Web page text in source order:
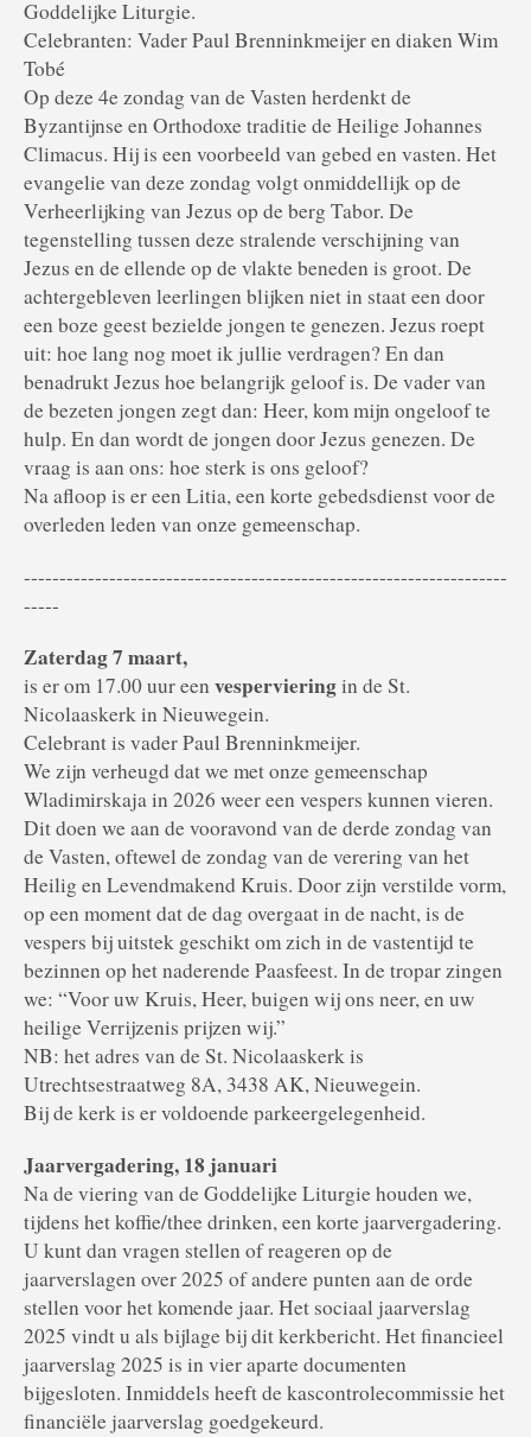
Goddelijke Liturgie.
Celebranten: Vader Paul Brenninkmeijer en diaken Wim
Tobé
Op deze 4e zondag van de Vasten herdenkt de
Byzantijnse en Orthodoxe traditie de Heilige Johannes
Climacus. Hij is een voorbeeld van gebed en vasten. Het
evangelie van deze zondag volgt onmiddellijk op de
Verheerlijking van Jezus op de berg Tabor. De
tegenstelling tussen deze stralende verschijning van
Jezus en de ellende op de vlakte beneden is groot. De
achtergebleven leerlingen blijken niet in staat een door
een boze geest bezielde jongen te genezen. Jezus roept
uit: hoe lang nog moet ik jullie verdragen? En dan
benadrukt Jezus hoe belangrijk geloof is. De vader van
de bezeten jongen zegt dan: Heer, kom mijn ongeloof te
hulp. En dan wordt de jongen door Jezus genezen. De
vraag is aan ons: hoe sterk is ons geloof?
Na afloop is er een Litia, een korte gebedsdienst voor de
overleden leden van onze gemeenschap.
--------------------------------------------------------------------
-----
Zaterdag 7 maart,
is er om 17.00 uur een vespervieringin de St.
Nicolaaskerk in Nieuwegein.
Celebrant is vader Paul Brenninkmeijer.
We zijn verheugd dat we met onze gemeenschap
Wladimirskaja in 2026 weer een vespers kunnen vieren.
Dit doen we aan de vooravond van de derde zondag van
de Vasten, oftewel de zondag van de verering van het
Heilig en Levendmakend Kruis. Door zijn verstilde vorm,
op een moment dat de dag overgaat in de nacht, is de
vespers bij uitstek geschikt om zich in de vastentijd te
bezinnen op het naderende Paasfeest. In de tropar zingen
we: “Voor uw Kruis, Heer, buigen wij ons neer, en uw
heilige Verrijzenis prijzen wij.”
NB: het adres van de St. Nicolaaskerk is
Utrechtsestraatweg 8A, 3438 AK, Nieuwegein.
Bij de kerk is er voldoende parkeergelegenheid.
Jaarvergadering, 18 januari
Na de viering van de Goddelijke Liturgie houden we,
tijdens het koffie/thee drinken, een korte jaarvergadering.
U kunt dan vragen stellen of reageren op de
jaarverslagen over 2025 of andere punten aan de orde
stellen voor het komende jaar. Het sociaal jaarverslag
2025 vindt u als bijlage bij dit kerkbericht. Het financieel
jaarverslag 2025 is in vier aparte documenten
bijgesloten. Inmiddels heeft de kascontrolecommissie het
financiële jaarverslag goedgekeurd.